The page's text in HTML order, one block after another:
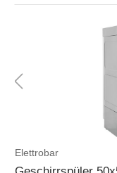
Elettrobar